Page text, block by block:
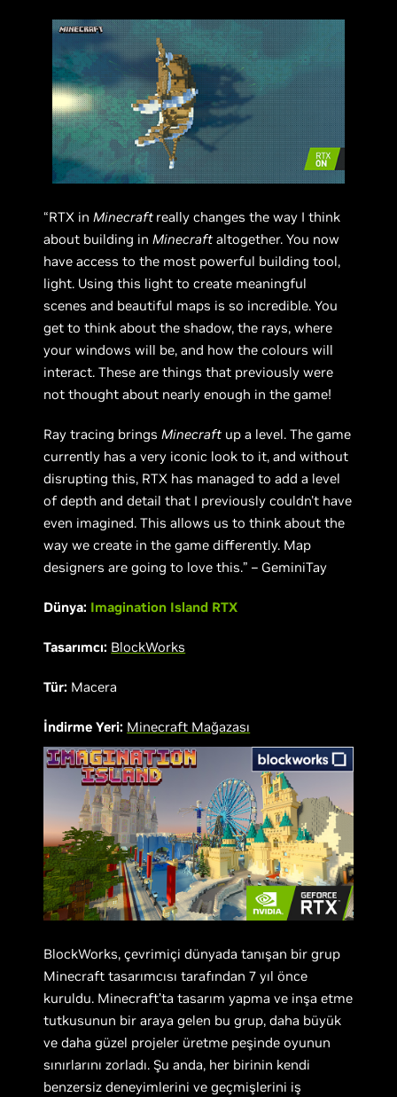
“RTX in Minecraft really changes the way I think
about building in Minecraft altogether. You now
have access to the most powerful building tool,
light. Using this light to create meaningful
scenes and beautiful maps is so incredible. You
get to think about the shadow, the rays, where
your windows will be, and how the colours will
interact. These are things that previously were
not thought about nearly enough in the game!
Ray tracing brings Minecraft up a level. The game
currently has a very iconic look to it, and without
disrupting this, RTX has managed to add a level
of depth and detail that I previously couldn't have
even imagined. This allows us to think about the
way we create in the game differently. Map
designers are going to love this.” – GeminiTay
Dünya: Imagination Island RTX
Tasarımcı: BlockWorks
Tür: Macera
İndirme Yeri: Minecraft Mağazası
BlockWorks, çevrimiçi dünyada tanışan bir grup
Minecraft tasarımcısı tarafından 7 yıl önce
kuruldu. Minecraft’ta tasarım yapma ve inşa etme
tutkusunun bir araya gelen bu grup, daha büyük
ve daha güzel projeler üretme peşinde oyunun
sınırlarını zorladı. Şu anda, her birinin kendi
benzersiz deneyimlerini ve geçmişlerini iş